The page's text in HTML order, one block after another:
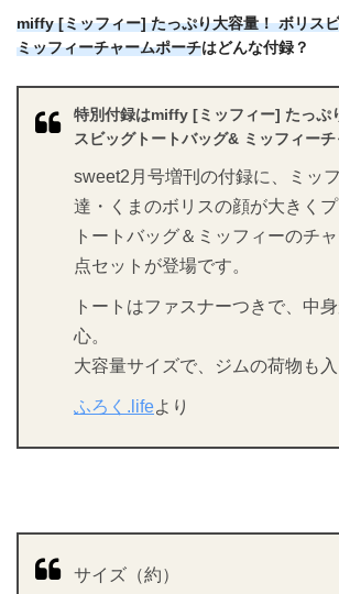
miffy [ミッフィー] たっぷり大容量！ ボリス
ミッフィーチャームポーチはどんな付録？
特別付録はmiffy [ミッフィー] たっぷ
スビッグトートバッグ& ミッフィー
sweet2月号増刊の付録に、ミッ
達・くまのボリスの顔が大きく
トートバッグ＆ミッフィーのチ
点セットが登場です。
トートはファスナーつきで、中
心。
大容量サイズで、ジムの荷物も入
ふろく.lifeより
サイズ（約）